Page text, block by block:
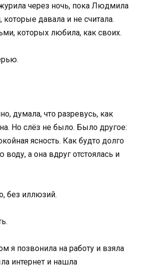
через ночь, пока Людмила
которые давала и не считала.
которых любила, как своих.
думала, что разревусь, как
Но слёз не было. Было другое:
ясность. Как будто долго
а она вдруг отстоялась и
без иллюзий.
я позвонила на работу и взяла
интернет и нашла